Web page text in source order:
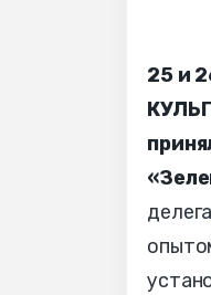
25 и